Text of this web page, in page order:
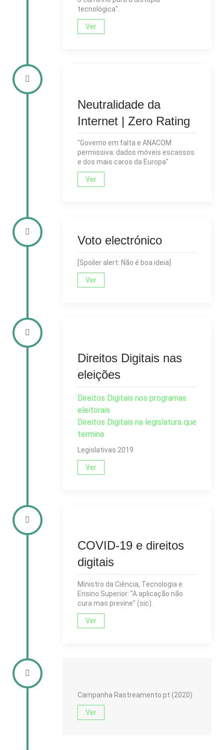
tecnológica".
Ver
Neutralidade da
Internet | Zero Rating
"Governo em falta e ANACOM
permissiva: dados móveis escassos
e dos mais caros da Europa"
Ver
Voto electrónico
[Spoiler alert: Não é boa ideia]
Ver
Direitos Digitais nas
eleições
Direitos Digitais nos programas
eleitorais
Direitos Digitais na legislatura que
termina
Legislativas 2019
Ver
COVID-19 e direitos
digitais
Ministro da Ciência, Tecnologia e
Ensino Superior: "A aplicação não
cura mas previne" (sic).
Ver
Campanha Rastreamento.pt (2020)
Ver